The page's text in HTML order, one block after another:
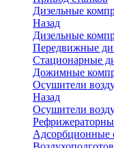
Дизельные
Назад
Дизельные
Передвижные
Стационарные
Дожимные
Осушители
Назад
Осушители
Адсорбционные